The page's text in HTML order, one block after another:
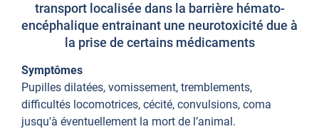
transport localisée dans la barrière hémato-
encéphalique entrainant une neurotoxicité due à
la prise de certains médicaments
Symptômes
Pupilles dilatées, vomissement, tremblements,
difficultés locomotrices, cécité, convulsions, coma
jusqu'à éventuellement la mort de l’animal.